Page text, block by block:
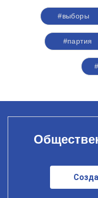
#выборы
#партия